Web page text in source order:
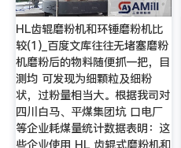
HL齿辊磨粉机和环锤磨粉机比
较(1)_百度文库往往无堵塞磨粉
机磨粉后的物料随便抓一把，目
测均 可发现为细颗粒及细粉
状，过粉量相当大。根据我司对
四川白马、平煤集团坑 口电厂
等企业耗煤量统计数据表明：这
些企业使用 HL 齿辊式磨粉机和